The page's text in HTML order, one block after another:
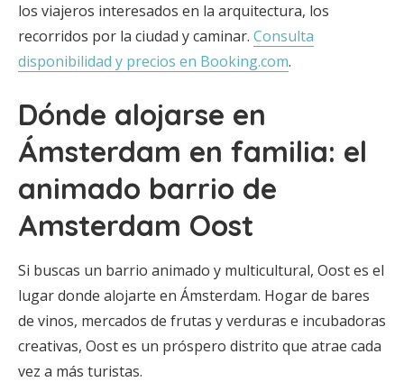
los viajeros interesados en la arquitectura, los
recorridos por la ciudad y caminar. Consulta
disponibilidad y precios en Booking.com.
Dónde alojarse en
Ámsterdam en familia: el
animado barrio de
Amsterdam Oost
Si buscas un barrio animado y multicultural, Oost es el
lugar donde alojarte en Ámsterdam. Hogar de bares
de vinos, mercados de frutas y verduras e incubadoras
creativas, Oost es un próspero distrito que atrae cada
vez a más turistas.